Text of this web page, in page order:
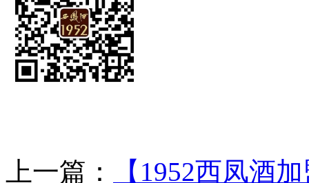
上一篇：
【1952西凤酒